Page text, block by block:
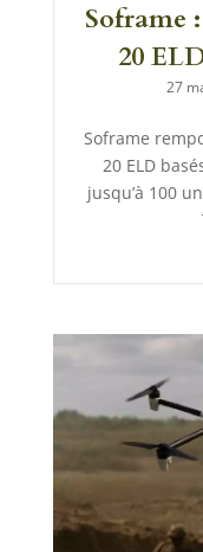
Soframe
20
27
Soframe
20 ELD
jusqu’à 100